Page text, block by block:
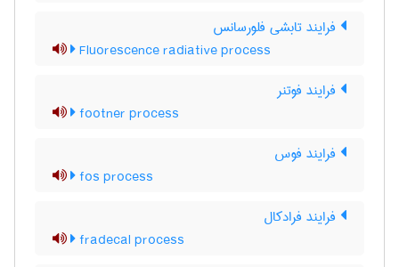
فرایند تابشی فلورسانس
Fluorescence radiative process
فرایند فوتنر
footner process
فرایند فوس
fos process
فرایند فرادکال
fradecal process